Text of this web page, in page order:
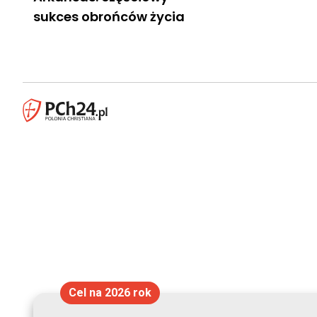
sukces obrońców życia
Cel na 2026 rok